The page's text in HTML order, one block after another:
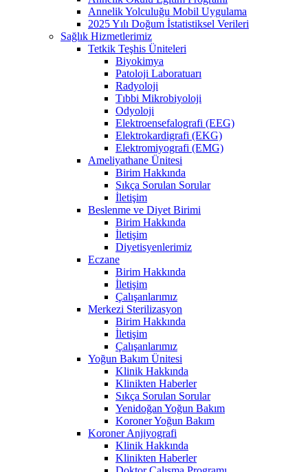
Annelik Yolculuğu Mobil Uygulama
2025 Yılı Doğum İstatistiksel Verileri
Sağlık Hizmetlerimiz
Tetkik Teşhis Üniteleri
Biyokimya
Patoloji Laboratuarı
Radyoloji
Tıbbi Mikrobiyoloji
Odyoloji
Elektroensefalografi (EEG)
Elektrokardigrafi (EKG)
Elektromiyografi (EMG)
Ameliyathane Ünitesi
Birim Hakkında
Sıkça Sorulan Sorular
İletişim
Beslenme ve Diyet Birimi
Birim Hakkında
İletişim
Diyetisyenlerimiz
Eczane
Birim Hakkında
İletişim
Çalışanlarımız
Merkezi Sterilizasyon
Birim Hakkında
İletişim
Çalışanlarımız
Yoğun Bakım Ünitesi
Klinik Hakkında
Klinikten Haberler
Sıkça Sorulan Sorular
Yenidoğan Yoğun Bakım
Koroner Yoğun Bakım
Koroner Anjiyografi
Klinik Hakkında
Klinikten Haberler